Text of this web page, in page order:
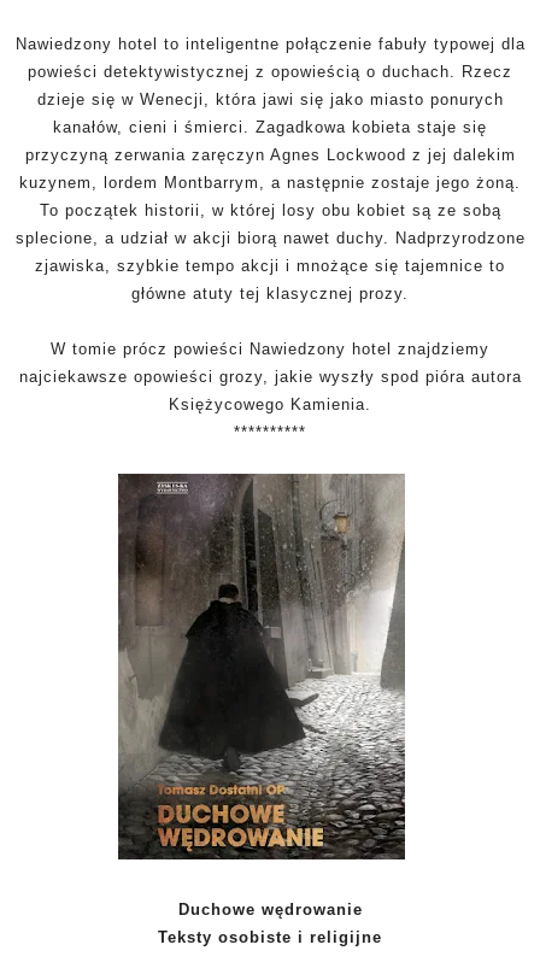
Nawiedzony hotel to inteligentne połączenie fabuły typowej dla
powieści detektywistycznej z opowieścią o duchach. Rzecz
dzieje się w Wenecji, która jawi się jako miasto ponurych
kanałów, cieni i śmierci. Zagadkowa kobieta staje się
przyczyną zerwania zaręczyn Agnes Lockwood z jej dalekim
kuzynem, lordem Montbarrym, a następnie zostaje jego żoną.
To początek historii, w której losy obu kobiet są ze sobą
splecione, a udział w akcji biorą nawet duchy. Nadprzyrodzone
zjawiska, szybkie tempo akcji i mnożące się tajemnice to
główne atuty tej klasycznej prozy.
W tomie prócz powieści Nawiedzony hotel znajdziemy
najciekawsze opowieści grozy, jakie wyszły spod pióra autora
Księżycowego Kamienia.
**********
Duchowe wędrowanie
Teksty osobiste i religijne